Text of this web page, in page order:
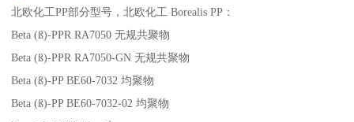
北欧化工PP部分型号，北欧化工 Borealis PP：
Beta (ß)-PPR RA7050 无规共聚物
Beta (ß)-PPR RA7050-GN 无规共聚物
Beta (ß)-PP BE60-7032 均聚物
Beta (ß)-PP BE60-7032-02 均聚物